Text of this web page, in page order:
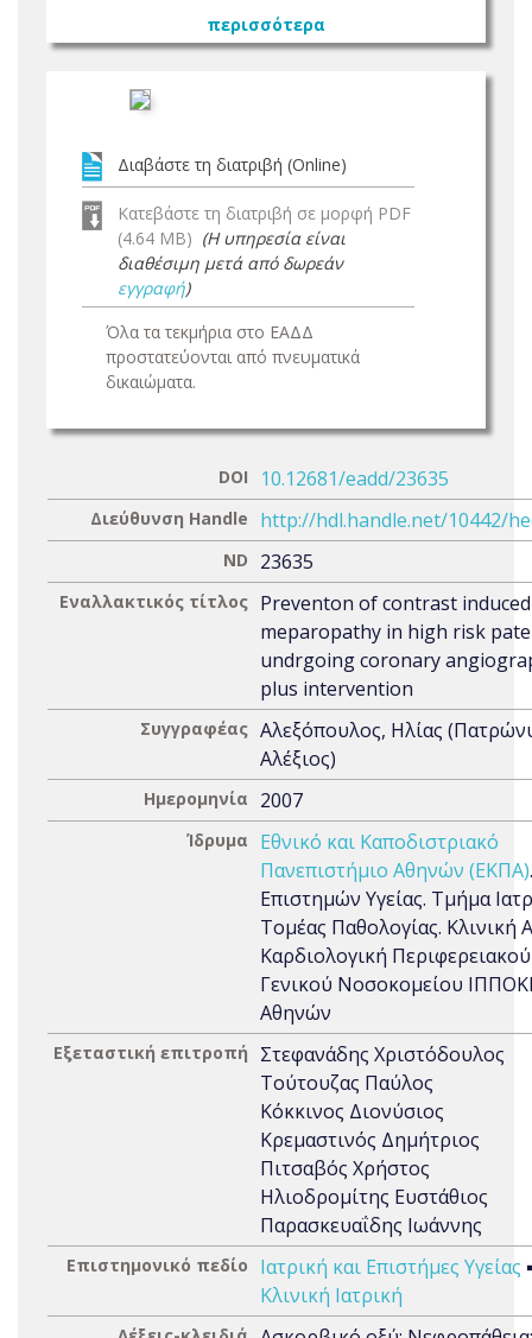
περισσότερα
Διαβάστε τη διατριβή (Online)
Κατεβάστε τη διατριβή σε μορφή PDF
(4.64 MB) (Η υπηρεσία είναι
διαθέσιμη μετά από δωρεάν
εγγραφή)
Όλα τα τεκμήρια στο ΕΑΔΔ
προστατεύονται από πνευματικά
δικαιώματα.
DOI 10.12681/eadd/23635
Διεύθυνση Handle http://hdl.handle.net/10442/
ND 23635
Εναλλακτικός τίτλος Preventon of contrast induced
meparopathy in high risk
undrgoing coronary
plus intervention
Συγγραφέας Αλεξόπουλος, Ηλίας
Αλέξιος)
Ημερομηνία 2007
Ίδρυμα
Εθνικό και Καποδιστριακό
Πανεπιστήμιο Αθηνών (ΕΚΠΑ)
Επιστημών Υγείας. Τμήμα
Τομέας Παθολογίας. Κλινική
Καρδιολογική Περιφερειακού
Γενικού Νοσοκομείου
Αθηνών
Εξεταστική επιτροπή
Στεφανάδης Χριστόδουλος
Τούτουζας Παύλος
Κόκκινος Διονύσιος
Κρεμαστινός Δημήτριος
Πιτσαβός Χρήστος
Ηλιοδρομίτης Ευστάθιος
Παρασκευαΐδης Ιωάννης
Επιστημονικό πεδίο Ιατρική και Επιστήμες Υγείας
Κλινική Ιατρική